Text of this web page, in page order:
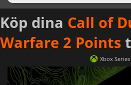
PROGRAMVARA
REWARDS
HÅRDVARA
NYHETER
Köp dina Call of
Warfare 2 Points
Xbox Series